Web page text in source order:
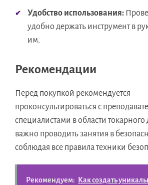
Удобство использования:
удобно держать инструмент в
им.
Рекомендации
Перед покупкой рекомендуется
проконсультироваться с
специалистами в области токарного
важно проводить занятия в
соблюдая все правила техники
Рекомендуем:
Как создать